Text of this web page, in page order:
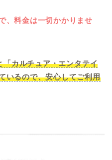
、料金は一切かかりませ
カルチュア・エンタテイ
いるので、安心してご利用